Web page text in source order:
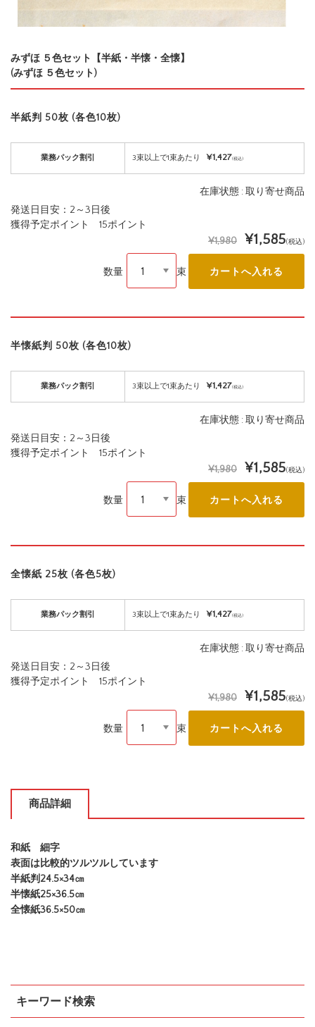
みずほ ５色セット【半紙・半懐・全懐】
(みずほ ５色セット)
半紙判 50枚 (各色10枚)
業務パック割引 3束以上で1束あたり ¥1,427(税込)
在庫状態 : 取り寄せ商品
発送日目安：2～3日後
獲得予定ポイント 15ポイント
¥1,980
¥1,585(税込)
数量 束
半懐紙判 50枚 (各色10枚)
業務パック割引 3束以上で1束あたり ¥1,427(税込)
在庫状態 : 取り寄せ商品
発送日目安：2～3日後
獲得予定ポイント 15ポイント
¥1,980
¥1,585(税込)
数量 束
全懐紙 25枚 (各色5枚)
業務パック割引 3束以上で1束あたり ¥1,427(税込)
在庫状態 : 取り寄せ商品
発送日目安：2～3日後
獲得予定ポイント 15ポイント
¥1,980
¥1,585(税込)
数量 束
商品詳細
和紙 細字
表面は比較的ツルツルしています
半紙判24.5×34㎝
半懐紙25×36.5㎝
全懐紙36.5×50㎝
キーワード検索